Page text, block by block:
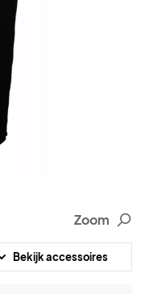
Zoom
Bekijk accessoires